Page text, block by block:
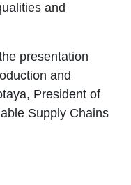
and
presentation
and
President of
Supply Chains